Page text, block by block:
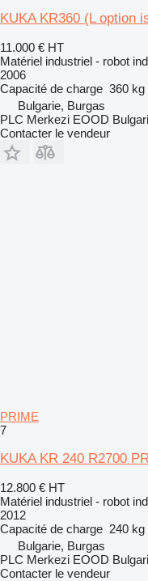
KUKA KR360 (L option
11.000 € HT
Matériel industriel - robot
2006
Capacité de charge 360 kg
Bulgarie, Burgas
PLC Merkezi EOOD
Contacter le vendeur
PRIME
7
KUKA KR 240 R2700
12.800 € HT
Matériel industriel - robot
2012
Capacité de charge 240 kg
Bulgarie, Burgas
PLC Merkezi EOOD
Contacter le vendeur